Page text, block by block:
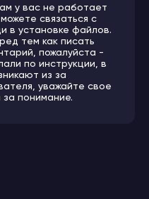
у вас не работает
связаться с
в установке файлов.
тем как писать
пожалуйста -
по инструкции, в
из за
уважайте свое
понимание.